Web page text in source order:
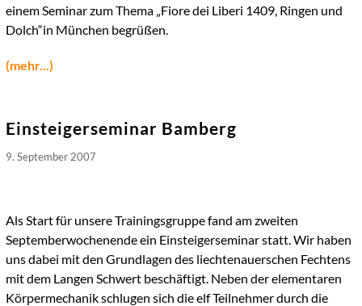
einem Seminar zum Thema „Fiore dei Liberi 1409, Ringen und
Dolch“in München begrüßen.
(mehr...)
Einsteigerseminar Bamberg
9. September 2007
Als Start für unsere Trainingsgruppe fand am zweiten
Septemberwochenende ein Einsteigerseminar statt. Wir haben
uns dabei mit den Grundlagen des liechtenauerschen Fechtens
mit dem Langen Schwert beschäftigt. Neben der elementaren
Körpermechanik schlugen sich die elf Teilnehmer durch die
der
Beiträge